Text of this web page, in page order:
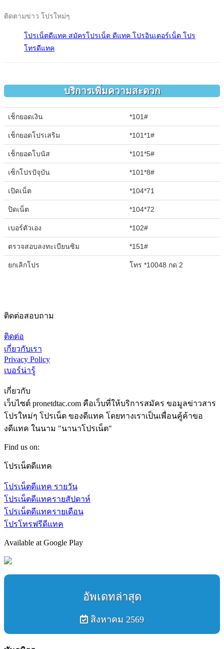
ติดตามข่าว โปรใหม่ๆ
โปรเน็ตดีแทค สมัครโปรเน็ต ดีแทค โปรอินเตอร์เน็ต โปร
โทรดีแทค
บริการเพิ่มความสะดวก
เช็กยอดเงิน *101#
เช็กยอดโปรเสริม *101*1#
เช็กยอดโบนัส *101*5#
เซ็กโปรปัจุบัน *101*8#
เปิดเน็ต *104*71
ปิดเน็ต *104*72
เบอร์ตัวเอง *102#
ตรวจสอบลงทะเบียนซิม *151#
ยกเลิกโปร โทร *10048 กด 2
ติดต่อสอบถาม
ติดต่อ
เกี่ยวกับเรา
Privacy Policy
เบอร์น่ารู้
เกี่ยวกับ
เว็บไซต์ pronetdtac.com คือเว็บที่ให้บริการสมัคร ขอมูลข่าวสาร
โปรใหม่ๆ โปรเน็ต ของดีแทค โดยทางเราเป็นเพื่อนคู้ค้าขอ
งดีแทค ในนาม "นานาโปรเน็ต"
Find us on:
Facebook
Twitter
Google+
YouTube
โปรเน็ตดีแทค
โปรเน็ตดีแทค รายวัน
โปรเน็ตดีแทครายสัปดาห์
โปรเน็ตดีแทครายเดือน
โปรโทรฟรีดีแทค
Available at Google Play
อัพเดทล่าสุด
สิงหาคม 2569